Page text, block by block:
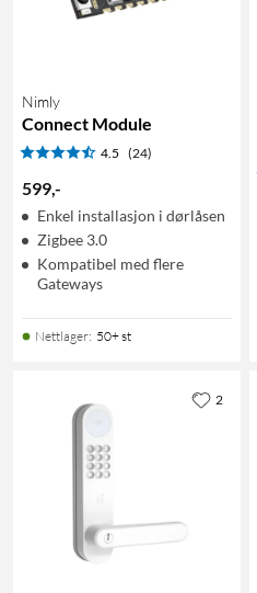
Nimly
Connect Module
4.5 (24)
599,-
Enkel installasjon i dørlåsen
Zigbee 3.0
Kompatibel med flere
Gateways
Nettlager: 50+ st
2